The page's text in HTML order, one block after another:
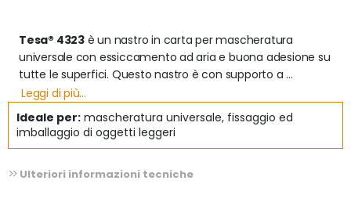
Tesa® 4323 è un nastro in carta per mascheratura
universale con essiccamento ad aria e buona adesione su
tutte le superfici. Questo nastro è con supporto a
crespatura fine con un adesivo in gomma naturale.
Caratteristiche del Nastro in carta 4323
Il prodotto è idoneo per applicazioni generali:
leggeri ecc.
Leggi di più...
Ideale per: mascheratura universale, fissaggio ed
imballaggio di oggetti leggeri
Ulteriori informazioni tecniche